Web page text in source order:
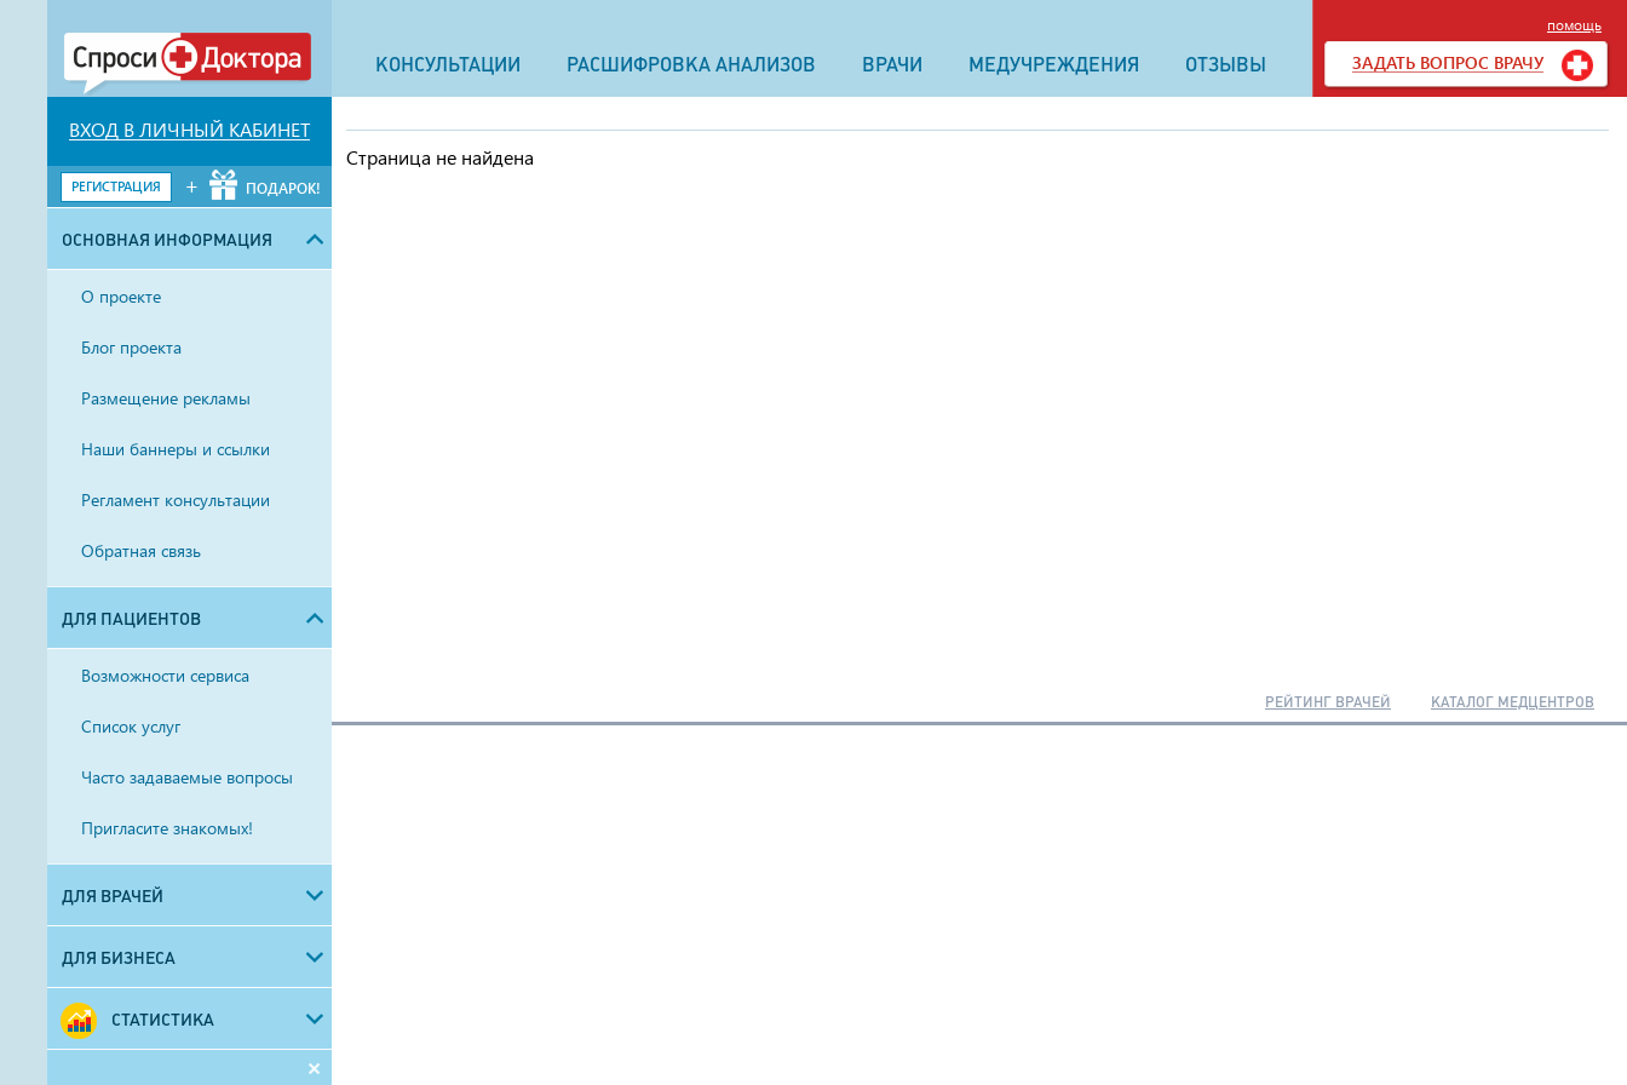
ВХОД В ЛИЧНЫЙ КАБИНЕТ
РЕГИСТРАЦИЯ + ПОДАРОК!
ОСНОВНАЯ ИНФОРМАЦИЯ
О проекте
Блог проекта
Размещение рекламы
Наши баннеры и ссылки
Регламент консультации
Обратная связь
ДЛЯ ПАЦИЕНТОВ
Возможности сервиса
Список услуг
Часто задаваемые вопросы
Пригласите знакомых!
ДЛЯ ВРАЧЕЙ
ДЛЯ БИЗНЕСА
СТАТИСТИКА
помощь
ЗАДАТЬ ВОПРОС ВРАЧУ
КОНСУЛЬТАЦИИ РАСШИФРОВКА АНАЛИЗОВ ВРАЧИ МЕДУЧРЕЖДЕНИЯ ОТЗЫВЫ
Страница не найдена
РЕЙТИНГ ВРАЧЕЙ КАТАЛОГ МЕДЦЕНТРОВ